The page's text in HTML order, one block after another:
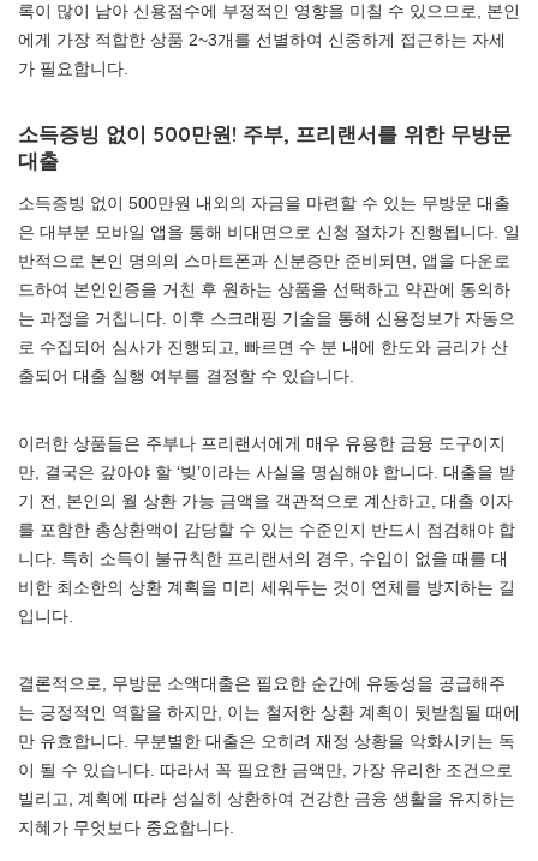
록이 많이 남아 신용점수에 부정적인 영향을 미칠 수 있으므로, 본인
에게 가장 적합한 상품 2~3개를 선별하여 신중하게 접근하는 자세
가 필요합니다.
소득증빙 없이 500만원! 주부, 프리랜서를 위한 무방문
대출
소득증빙 없이 500만원 내외의 자금을 마련할 수 있는 무방문 대출
은 대부분 모바일 앱을 통해 비대면으로 신청 절차가 진행됩니다. 일
반적으로 본인 명의의 스마트폰과 신분증만 준비되면, 앱을 다운로
드하여 본인인증을 거친 후 원하는 상품을 선택하고 약관에 동의하
는 과정을 거칩니다. 이후 스크래핑 기술을 통해 신용정보가 자동으
로 수집되어 심사가 진행되고, 빠르면 수 분 내에 한도와 금리가 산
출되어 대출 실행 여부를 결정할 수 있습니다.
이러한 상품들은 주부나 프리랜서에게 매우 유용한 금융 도구이지
만, 결국은 갚아야 할 ‘빚’이라는 사실을 명심해야 합니다. 대출을 받
기 전, 본인의 월 상환 가능 금액을 객관적으로 계산하고, 대출 이자
를 포함한 총상환액이 감당할 수 있는 수준인지 반드시 점검해야 합
니다. 특히 소득이 불규칙한 프리랜서의 경우, 수입이 없을 때를 대
비한 최소한의 상환 계획을 미리 세워두는 것이 연체를 방지하는 길
입니다.
결론적으로, 무방문 소액대출은 필요한 순간에 유동성을 공급해주
는 긍정적인 역할을 하지만, 이는 철저한 상환 계획이 뒷받침될 때에
만 유효합니다. 무분별한 대출은 오히려 재정 상황을 악화시키는 독
이 될 수 있습니다. 따라서 꼭 필요한 금액만, 가장 유리한 조건으로
빌리고, 계획에 따라 성실히 상환하여 건강한 금융 생활을 유지하는
지혜가 무엇보다 중요합니다.